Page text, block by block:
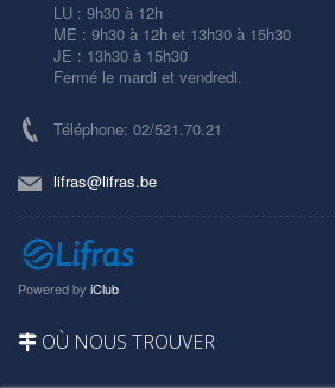
LU : 9h30 à 12h
ME : 9h30 à 12h et 13h30 à 15h30
JE : 13h30 à 15h30
Fermé le mardi et vendredi.
Téléphone: 02/521.70.21
lifras@lifras.be
Powered by iClub
OÙ NOUS TROUVER